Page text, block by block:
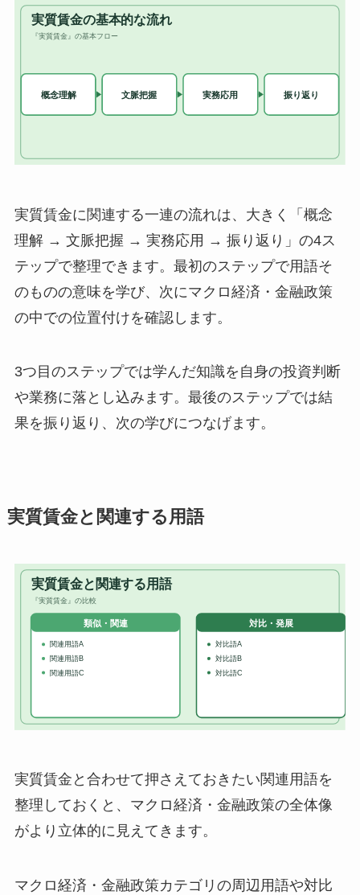
実質賃金に関連する一連の流れは、大きく「概念
理解 → 文脈把握 → 実務応用 → 振り返り」の4ス
テップで整理できます。最初のステップで用語そ
のものの意味を学び、次にマクロ経済・金融政策
の中での位置付けを確認します。
3つ目のステップでは学んだ知識を自身の投資判断
や業務に落とし込みます。最後のステップでは結
果を振り返り、次の学びにつなげます。
実質賃金と関連する用語
実質賃金と合わせて押さえておきたい関連用語を
整理しておくと、マクロ経済・金融政策の全体像
がより立体的に見えてきます。
マクロ経済・金融政策カテゴリの周辺用語や対比